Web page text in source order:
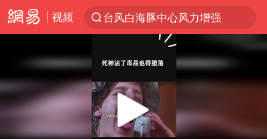
视频
台风白海豚中心风力增强
佛山通报笔试前13被淘汰后5名进体检
国防部回应日本试射“战斧”导弹